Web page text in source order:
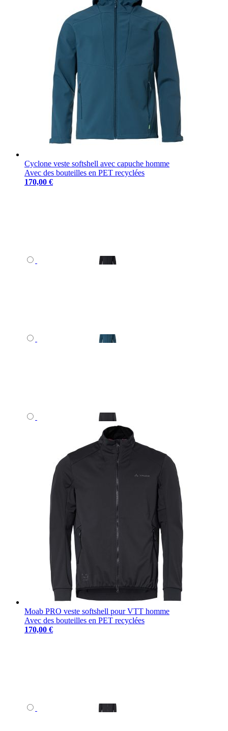
Cyclone veste softshell avec capuche homme
Avec des bouteilles en PET recyclées
170,00 €
Moab PRO veste softshell pour VTT homme
Avec des bouteilles en PET recyclées
170,00 €